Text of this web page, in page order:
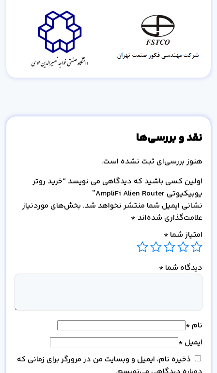
نقد و بررسی‌ها
هنوز بررسی‌ای ثبت نشده است.
اولین کسی باشید که دیدگاهی می نویسد “خرید روتر
یوبیکیوتی AmpliFi Alien Router”
نشانی ایمیل شما منتشر نخواهد شد. بخش‌های موردنیاز
علامت‌گذاری شده‌اند *
امتیاز شما *
دیدگاه شما *
نام *
ایمیل *
ذخیره نام، ایمیل و وبسایت من در مرورگر برای زمانی که